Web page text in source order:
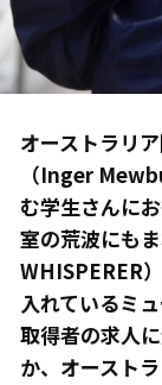
オーストラリ
（Inger
む学生さんに
室の荒波にも
WHISPERER
入れているミ
取得者の求人
か、オースト